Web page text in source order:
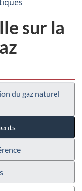
sur la
du gaz naturel